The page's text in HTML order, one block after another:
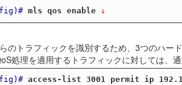
mls qos enable ↓
のトラフィックを識別するため、3つのハー
処理を適用するトラフィックに対しては、
access-list 3001 permit ip